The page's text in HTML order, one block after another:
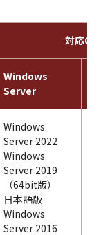
対応OS
Windows
Server
Windows
Server 2022
Windows
Server 2019
（64bit版）
日本語版
Windows
Server 2016